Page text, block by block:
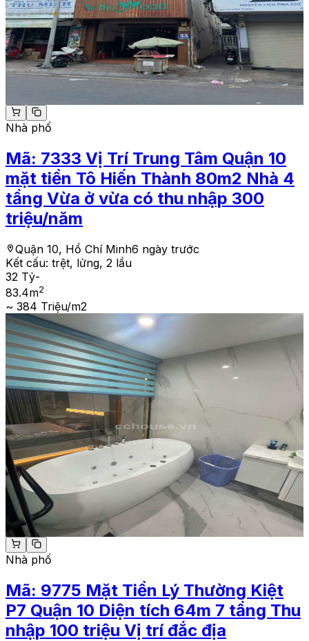
Nhà phố
Mã: 7333 Vị Trí Trung Tâm Quận 10
mặt tiền Tô Hiến Thành 80m2 Nhà 4
tầng Vừa ở vừa có thu nhập 300
triệu/năm
Quận 10, Hồ Chí Minh6 ngày trước
Kết cấu: trệt, lửng, 2 lầu
32 Tỷ-
83.4m2
~ 384 Triệu/m2
Nhà phố
Mã: 9775 Mặt Tiền Lý Thường Kiệt
P7 Quận 10 Diện tích 64m 7 tầng Thu
nhập 100 triệu Vị trí đắc địa